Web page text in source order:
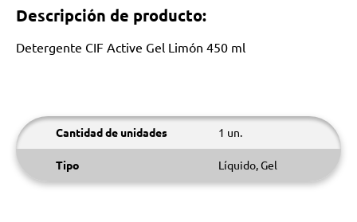
Descripción de producto:
Detergente CIF Active Gel Limón 450 ml
Cantidad de unidades 1 un.
Tipo Líquido, Gel